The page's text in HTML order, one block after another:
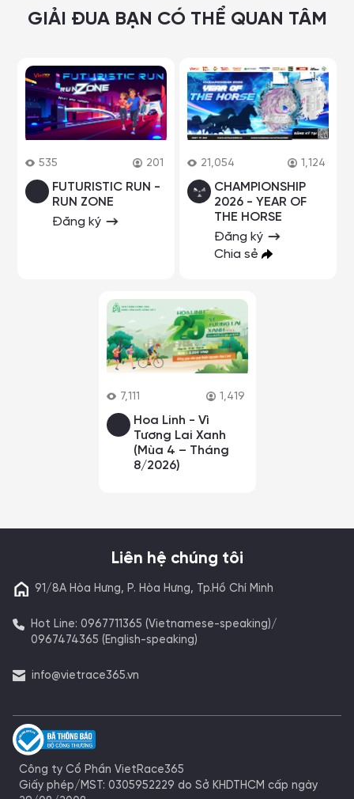
GIẢI ĐUA BẠN CÓ THỂ QUAN TÂM
535 201
FUTURISTIC RUN -
RUN ZONE
Đăng ký
21,054 1,124
CHAMPIONSHIP
2026 - YEAR OF
THE HORSE
Đăng ký
Chia sẻ
7,111 1,419
Hoa Linh - Vì
Tương Lai Xanh
(Mùa 4 – Tháng
8/2026)
Liên hệ chúng tôi
91/8A Hòa Hưng, P. Hòa Hưng, Tp.Hồ Chí Minh
Hot Line: 0967711365 (Vietnamese-speaking)/
0967474365 (English-speaking)
info@vietrace365.vn
Công ty Cổ Phần VietRace365
Giấy phép/MST: 0305952229 do Sở KHDTHCM cấp ngày